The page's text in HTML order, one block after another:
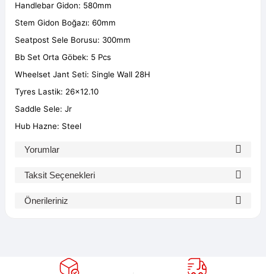
Handlebar Gidon: 580mm
Stem Gidon Boğazı: 60mm
Seatpost Sele Borusu: 300mm
Bb Set Orta Göbek: 5 Pcs
Wheelset Jant Seti: Single Wall 28H
Tyres Lastik: 26x12.10
Saddle Sele: Jr
Hub Hazne: Steel
Yorumlar
Taksit Seçenekleri
Önerileriniz
Görüş ve önerileriniz için teşekkür ederiz.